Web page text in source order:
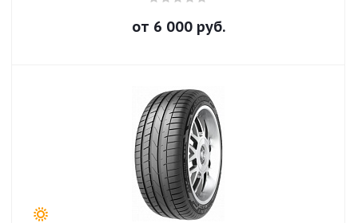
от 6 000руб.